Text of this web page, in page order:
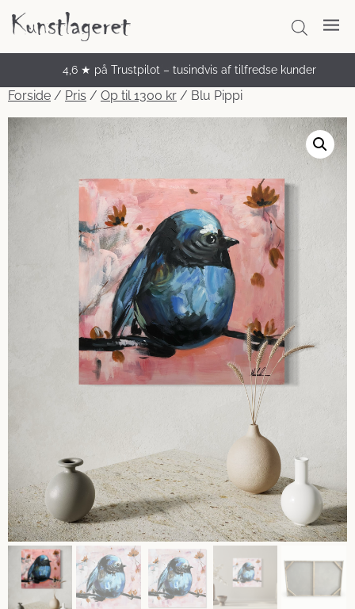
4,6 ★ på Trustpilot – tusindvis af tilfredse kunder
Unikke håndmalede malerier
Forside / Pris / Op til 1300 kr / Blu Pippi